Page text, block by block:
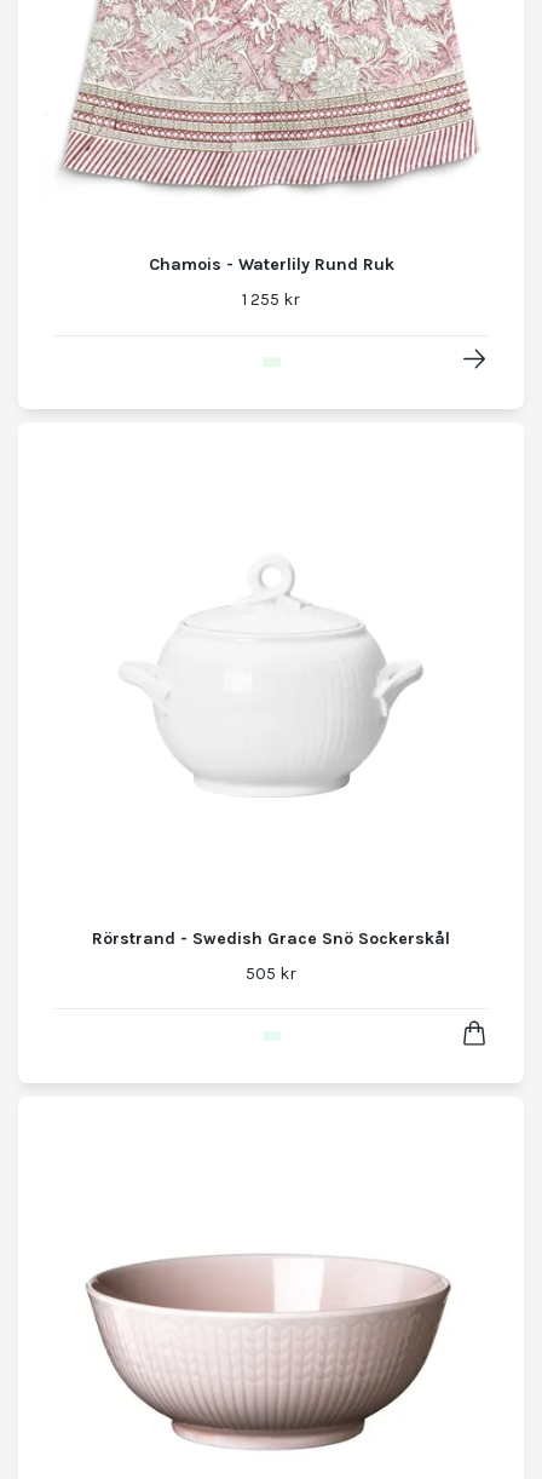
Chamois - Waterlily Rund Ruk
1 255 kr
Rörstrand - Swedish Grace Snö Sockerskål
505 kr